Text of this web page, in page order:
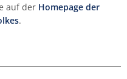
auf der Homepage der
.